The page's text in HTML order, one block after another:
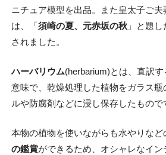
ニチュア模型を出品。また皇太子ご夫
は、「須崎の夏、元赤坂の秋」と題し
されました。
ハーバリウム(herbarium)とは、直訳
意味で、乾燥処理した植物をガラス
ルや防腐剤などに浸し保存したもので
本物の植物を使いながらも水やりなど
の鑑賞ができるため、オシャレなイ